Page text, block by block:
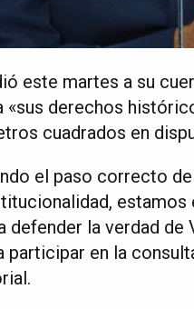
este martes a su
«sus derechos
cuadrados en
el paso correcto
defender la verdad de
participar en la